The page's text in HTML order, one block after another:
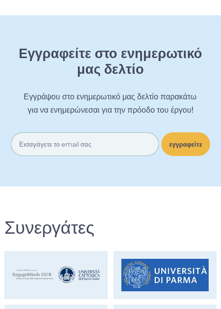
Εγγραφείτε στο ενημερωτικό
μας δελτίο
Εγγράψου στο ενημερωτικό μας δελτίο παρακάτω
για να ενημερώνεσαι για την πρόοδο του έργου!
Συνεργάτες